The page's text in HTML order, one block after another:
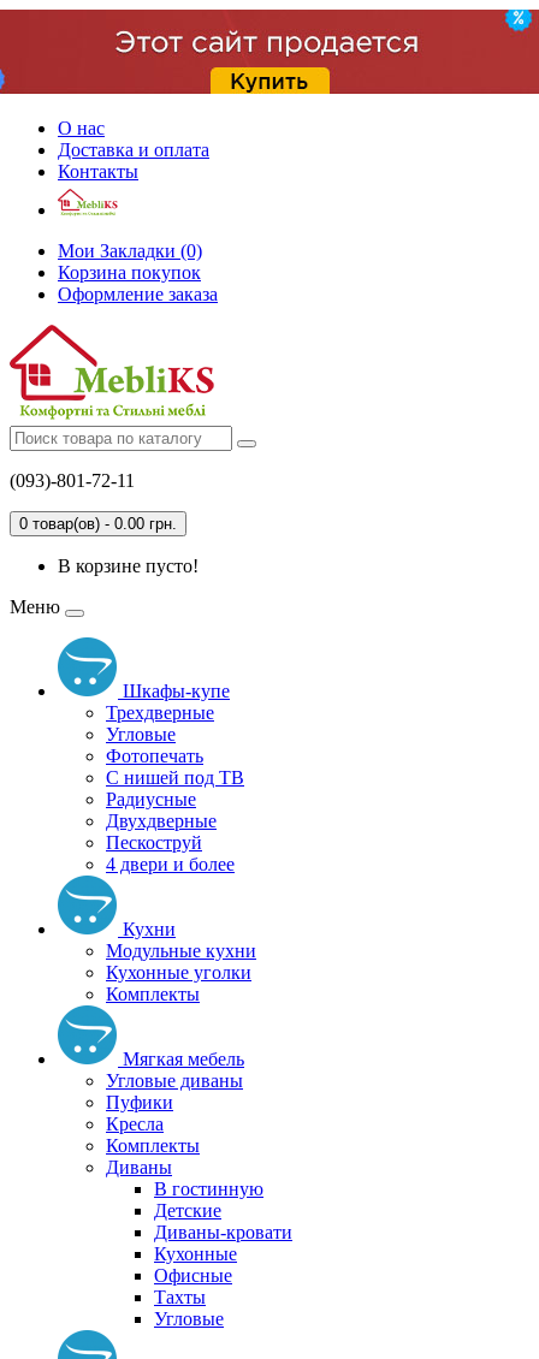
О нас
Доставка и оплата
Контакты
Мои Закладки (0)
Корзина покупок
Оформление заказа
(093)-801-72-11
0 товар(ов) - 0.00 грн.
В корзине пусто!
Меню
Шкафы-купе
Трехдверные
Угловые
Фотопечать
С нишей под ТВ
Радиусные
Двухдверные
Пескоструй
4 двери и более
Кухни
Модульные кухни
Кухонные уголки
Комплекты
Мягкая мебель
Угловые диваны
Пуфики
Кресла
Комплекты
Диваны
В гостинную
Детские
Диваны-кровати
Кухонные
Офисные
Тахты
Угловые